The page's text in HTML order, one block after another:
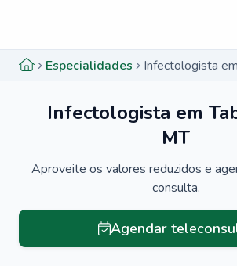
Especialidades
Infectologista em
MT
Aproveite os valores reduzidos e
consulta.
Agendar